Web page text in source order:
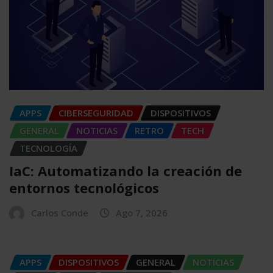
APPS CIBERSEGURIDAD
DISPOSITIVOS
GENERAL
NOTICIAS RETRO
TECH
TECNOLOGÍA
IaC: Automatizando la creación de
entornos tecnológicos
Carlos Conde Ago 7, 2026
APPS DISPOSITIVOS GENERAL NOTICIAS